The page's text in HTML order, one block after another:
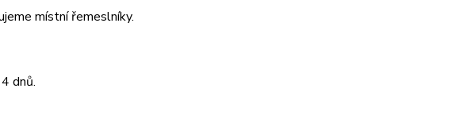
místní řemeslníky.
dnů.